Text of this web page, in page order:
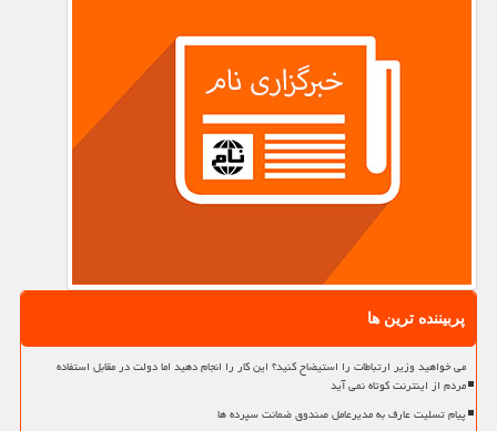
پربیننده ترین ها
می خواهید وزیر ارتباطات را استیضاح کنید؟ این کار را انجام دهید اما دولت در مقابل استفاده
مردم از اینترنت کوتاه نمی آید
پیام تسلیت عارف به مدیرعامل صندوق ضمانت سپرده ها